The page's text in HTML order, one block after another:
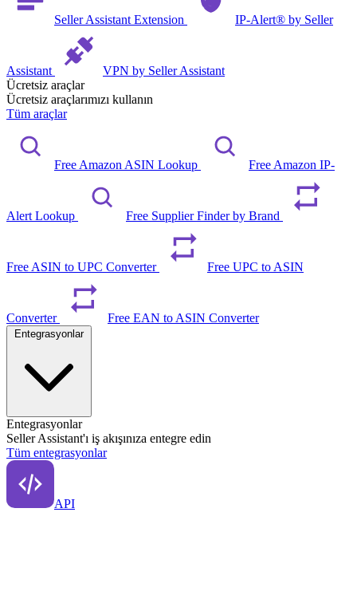
Seller Assistant Extension IP-Alert® by Seller
Assistant
VPN by Seller Assistant
Ücretsiz araçlar
Ücretsiz araçlarımızı kullanın
Tüm araçlar
Free Amazon ASIN Lookup Free Amazon IP-
Alert Lookup Free Supplier Finder by Brand
Free ASIN to UPC Converter Free UPC to ASIN
Converter Free EAN to ASIN Converter
Entegrasyonlar
Entegrasyonlar
Seller Assistant'ı iş akışınıza entegre edin
Tüm entegrasyonlar
API